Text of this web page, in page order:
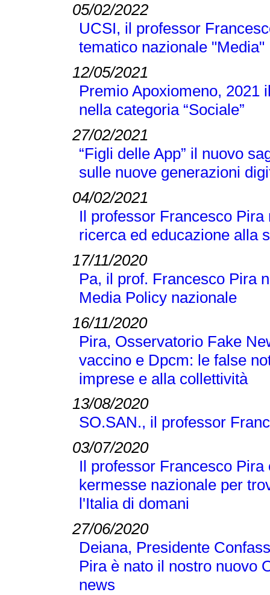
05/02/2022
UCSI, il professor
tematico nazionale "Media"
12/05/2021
Premio Apoxiomeno, 2021
nella categoria “Sociale”
27/02/2021
“Figli delle App” il nuovo
sulle nuove generazioni
04/02/2021
Il professor Francesco
ricerca ed educazione alla
17/11/2020
Pa, il prof. Francesco Pira
Media Policy nazionale
16/11/2020
Pira, Osservatorio Fake
vaccino e Dpcm: le false
imprese e alla collettività
13/08/2020
SO.SAN., il professor
03/07/2020
Il professor Francesco
kermesse nazionale per
l'Italia di domani
27/06/2020
Deiana, Presidente
Pira è nato il nostro nuovo
news